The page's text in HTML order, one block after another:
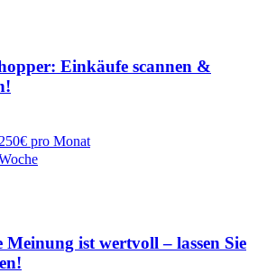
Einkäufe scannen &
pro Monat
ist wertvoll – lassen Sie